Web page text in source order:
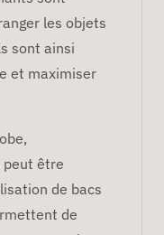
les objets
sont ainsi
et maximiser
peut être
de bacs
de